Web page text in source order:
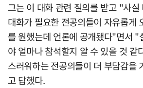
그는 이 대화 관련 질의를 받고 "사실
대화가 필요한 전공의들이 자유롭게
를 원했는데 언론에 공개됐다"면서 "
야 얼마나 참석할지 알 수 있을 것 같
스러워하는 전공의들이 더 부담감을
고 답했다.